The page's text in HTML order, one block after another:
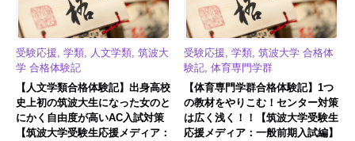
受験応援, 学類, 人文学類, 筑波大
学 合格体験記
【人文学類合格体験記】出身高校
史上初の筑波大生になった女のと
にかく自由度が高いAC入試対策
【筑波大学受験生応援メディア：
受験応援, 学類, 筑波大学 合格体
験記, 体育専門学群
【体育専門学群合格体験記】1つ
の教材をやりこむ！センター対策
は広く浅く！！【筑波大学受験生
応援メディア：一般前期入試編】